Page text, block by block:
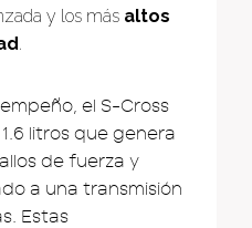
y los más altos
.
el S-Cross
litros que genera
de fuerza y
a una transmisión
Estas